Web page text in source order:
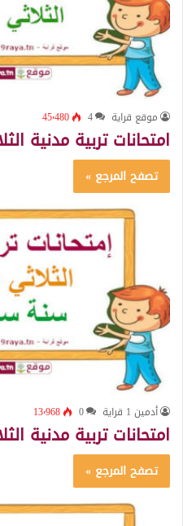
موقع قراية 4 45٬480
امتحانات تربية مدنية
تصفح المرجع »
أدمين 1 قراية 0 13٬968
امتحانات تربية مدنية
تصفح المرجع »